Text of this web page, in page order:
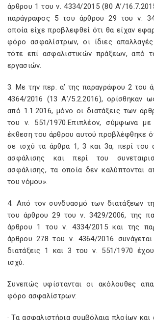
άρθρου 1 του ν. 4334/2015 (80 Α’/
παράγραφος 5 του άρθρου 29 του ν.
οποία είχε προβλεφθεί ότι θα είχαν
φόρο ασφαλίστρων, οι ίδιες
τότε επί ασφαλιστικών πράξεων, από
εργασιών.
3. Με την περ. α’ της παραγράφου 2 του
4364/2016 (13 Α’/5.2.2016), ορίσθηκαν
από 1.1.2016, μόνο οι διατάξεις των
του ν. 551/1970.Επιπλέον, σύμφωνα με
έκθεση του άρθρου αυτού προβλέφθηκε
σε ισχύ τα άρθρα 1, 3 και 3α, περί του
ασφάλισης και περί του
ασφάλισης, τα οποία δεν καλύπτονται
του νόμου».
4. Από τον συνδυασμό των διατάξεων
του άρθρου 29 του ν. 3429/2006, της
άρθρου 1 του ν. 4334/2015 και της
άρθρου 278 του ν. 4364/2016
διατάξεις 1 και 3 του ν. 551/1970
ισχύ.
Συνεπώς υφίστανται οι ακόλουθες
φόρο ασφαλίστρων:
· Τα ασφαλιστήρια συμβόλαια πλοίων